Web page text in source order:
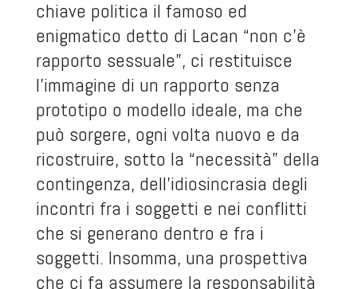
chiave politica il famoso ed
enigmatico detto di Lacan “non c’è
rapporto sessuale”, ci restituisce
l’immagine di un rapporto senza
prototipo o modello ideale, ma che
può sorgere, ogni volta nuovo e da
ricostruire, sotto la “necessità” della
contingenza, dell’idiosincrasia degli
incontri fra i soggetti e nei conflitti
che si generano dentro e fra i
soggetti. Insomma, una prospettiva
che ci fa assumere la responsabilità